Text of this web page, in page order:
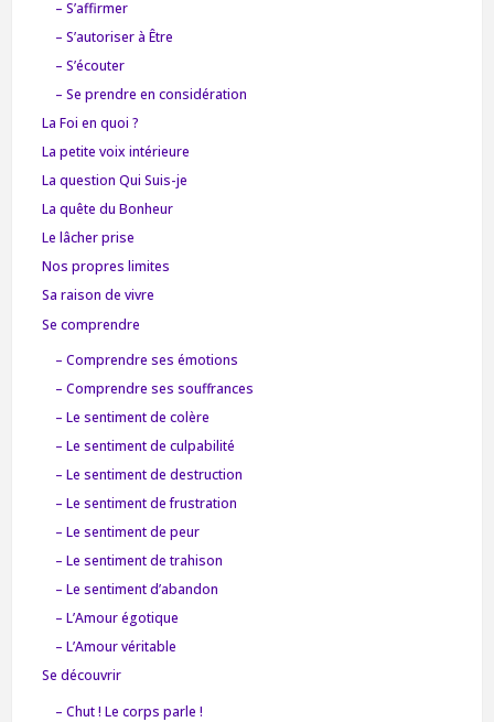
– S’affirmer
– S’autoriser à Être
– S’écouter
– Se prendre en considération
La Foi en quoi ?
La petite voix intérieure
La question Qui Suis-je
La quête du Bonheur
Le lâcher prise
Nos propres limites
Sa raison de vivre
Se comprendre
– Comprendre ses émotions
– Comprendre ses souffrances
– Le sentiment de colère
– Le sentiment de culpabilité
– Le sentiment de destruction
– Le sentiment de frustration
– Le sentiment de peur
– Le sentiment de trahison
– Le sentiment d’abandon
– L’Amour égotique
– L’Amour véritable
Se découvrir
– Chut ! Le corps parle !